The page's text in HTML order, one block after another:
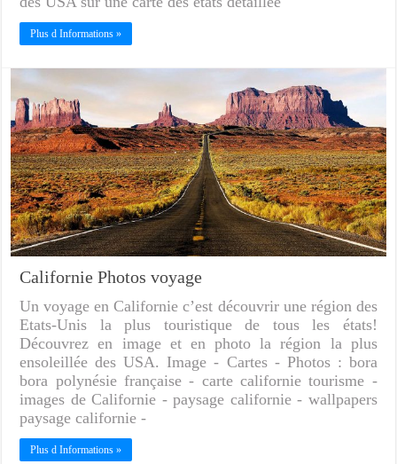
Plus d Informations »
Californie Photos voyage
Un voyage en Californie c’est découvrir une région des
Etats-Unis la plus touristique de tous les états!
Découvrez en image et en photo la région la plus
ensoleillée des USA. Image - Cartes - Photos : bora
bora polynésie française - carte californie tourisme -
images de Californie - paysage californie - wallpapers
paysage californie -
Plus d Informations »